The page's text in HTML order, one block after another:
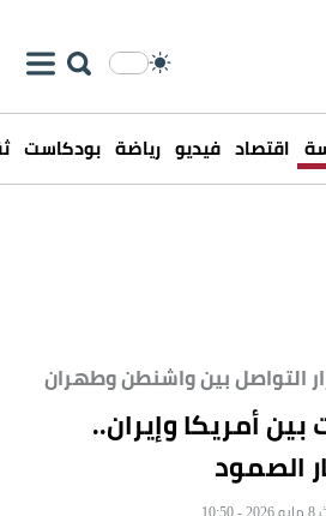
اقتصاد فيديو رياضة بودكاست
التواصل بين واشنطن وطهران
بين أمريكا وإيران..
الصمود